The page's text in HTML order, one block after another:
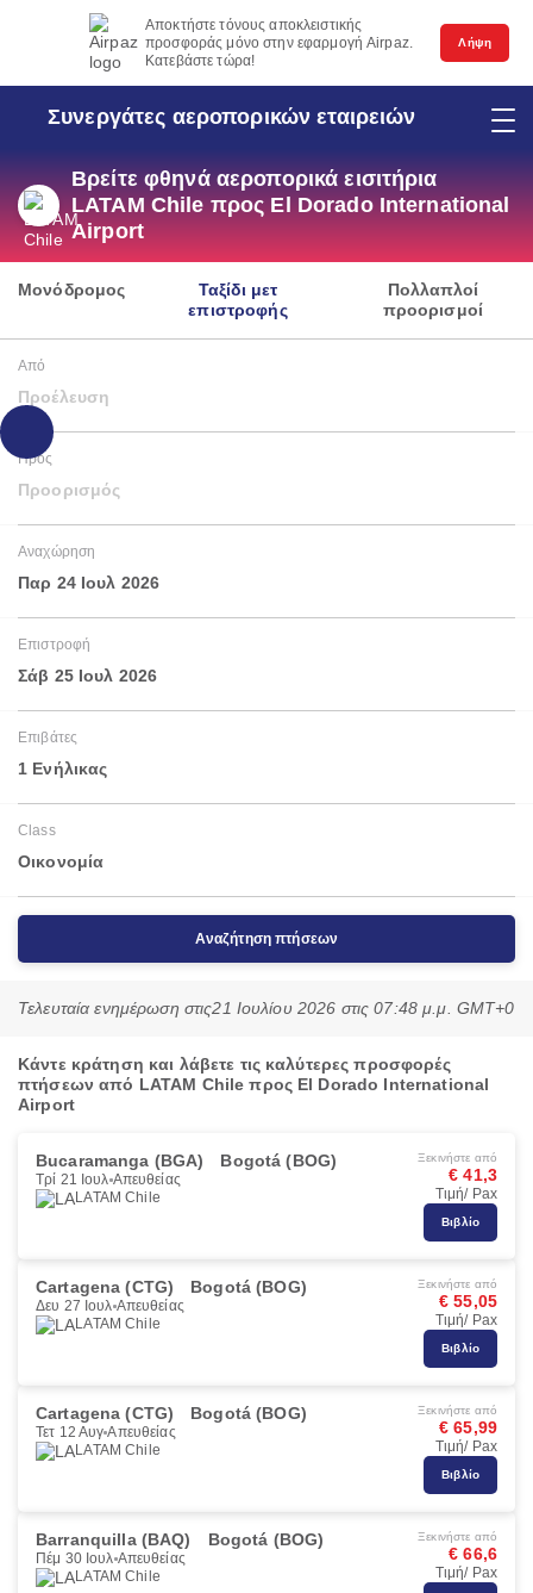
Αποκτήστε τόνους αποκλειστικής
προσφοράς μόνο στην εφαρμογή Airpaz.
Κατεβάστε τώρα!
Λήψη
Συνεργάτες αεροπορικών εταιρειών
Βρείτε φθηνά αεροπορικά εισιτήρια
LATAM Chile προς El Dorado International
Airport
Μονόδρομος
Ταξίδι μετ
επιστροφής
Πολλαπλοί
προορισμοί
Από
Προέλευση
Προς
Προορισμός
Αναχώρηση
Παρ 24 Ιουλ 2026
Επιστροφή
Σάβ 25 Ιουλ 2026
Επιβάτες
1 Ενήλικας
Class
Οικονομία
Αναζήτηση πτήσεων
Τελευταία ενημέρωση στις21 Ιουλίου 2026 στις 07:48 μ.μ. GMT+0
Κάντε κράτηση και λάβετε τις καλύτερες προσφορές
πτήσεων από LATAM Chile προς El Dorado International
Airport
Bucaramanga (BGA) Bogotá (BOG)
Τρί 21 Ιουλ Απευθείας
LATAM Chile
Ξεκινήστε από
€ 41,3
Τιμή/ Pax
Βιβλίο
Cartagena (CTG) Bogotá (BOG)
Δευ 27 Ιουλ Απευθείας
LATAM Chile
Ξεκινήστε από
€ 55,05
Τιμή/ Pax
Βιβλίο
Cartagena (CTG) Bogotá (BOG)
Τετ 12 Αυγ Απευθείας
LATAM Chile
Ξεκινήστε από
€ 65,99
Τιμή/ Pax
Βιβλίο
Barranquilla (BAQ) Bogotá (BOG)
Πέμ 30 Ιουλ Απευθείας
LATAM Chile
Ξεκινήστε από
€ 66,6
Τιμή/ Pax